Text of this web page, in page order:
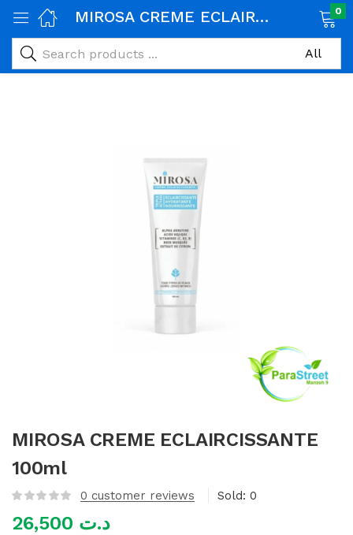
alimentaires)
MIROSA CREME ECLAIRCISSANTE 100ml 0
MIROSA CREME ECLAIRCISSANTE
100ml
0 customer reviews Sold: 0
د.ت